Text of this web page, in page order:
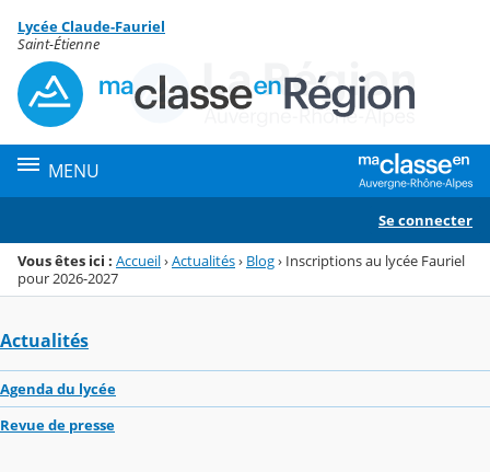
Menu de la rubrique
Contenu
Lycée Claude-Fauriel
Saint-Étienne
MENU
Se connecter
Vous êtes ici : Accueil›Actualités› Blog› Inscriptions au lycée Fauriel
pour 2026-2027
Actualités
Agenda du lycée
Revue de presse